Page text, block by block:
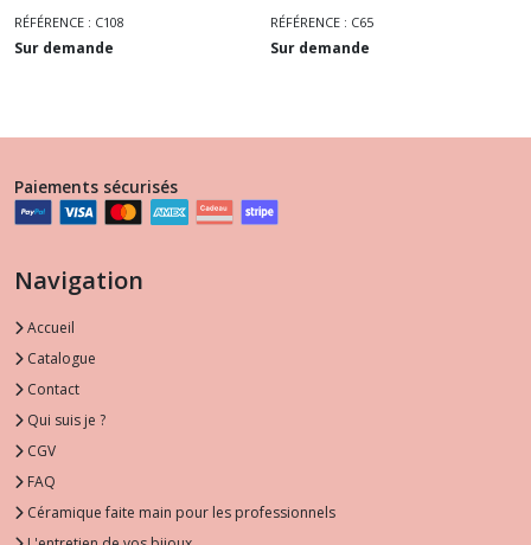
couronne dorée, collier croix,
collier blanc et doré
RÉFÉRENCE : C108
Sur demande
Mi Longs
RÉFÉRENCE : C65
Sur demande
Paiements sécurisés
Navigation
Accueil
Catalogue
Contact
Qui suis je ?
CGV
FAQ
Céramique faite main pour les professionnels